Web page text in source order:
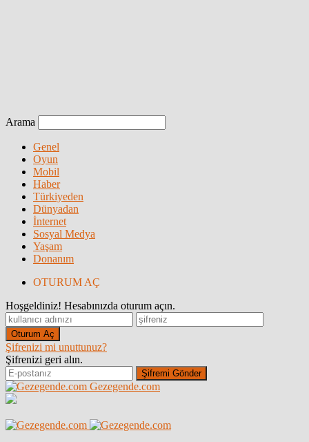
Arama
Genel
Oyun
Mobil
Haber
Türkiyeden
Dünyadan
İnternet
Sosyal Medya
Yaşam
Donanım
OTURUM AÇ
Hoşgeldiniz! Hesabınızda oturum açın.
Şifrenizi mi unuttunuz?
Şifrenizi geri alın.
Gezegende.com